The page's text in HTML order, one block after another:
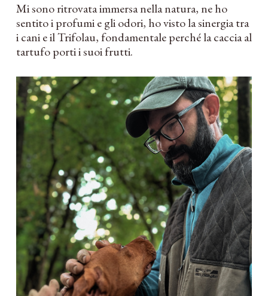
Mi sono ritrovata immersa nella natura, ne ho
sentito i profumi e gli odori, ho visto la sinergia tra
i cani e il Trifolau, fondamentale perché la caccia al
tartufo porti i suoi frutti.